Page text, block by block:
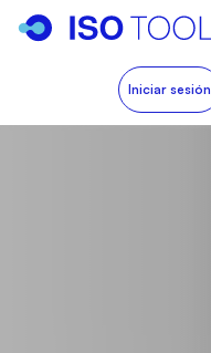
Iniciar sesión